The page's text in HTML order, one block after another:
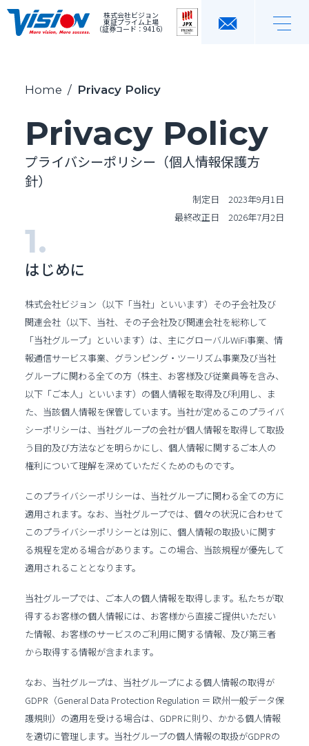
株式会社ビジョン
東証プライム上場
（証券コード：9416）
Home / Privacy Policy
Privacy Policy
プライバシーポリシー（個人情報保護方
針）
制定日 2023年9月1日
最終改正日 2026年7月2日
はじめに
株式会社ビジョン（以下「当社」といいます）その子会社及び
関連会社（以下、当社、その子会社及び関連会社を総称して
「当社グループ」といいます）は、主にグローバルWiFi事業、情
報通信サービス事業、グランピング・ツーリズム事業及び当社
グループに関わる全ての方（株主、お客様及び従業員等を含み、
以下「ご本人」といいます）の個人情報を取得及び利用し、ま
た、当該個人情報を保管しています。当社が定めるこのプライバ
シーポリシーは、当社グループの会社が個人情報を取得して取扱
う目的及び方法などを明らかにし、個人情報に関するご本人の
権利について理解を深めていただくためのものです。
このプライバシーポリシーは、当社グループに関わる全ての方に
適用されます。なお、当社グループでは、個々の状況に合わせて
このプライバシーポリシーとは別に、個人情報の取扱いに関す
る規程を定める場合があります。この場合、当該規程が優先して
適用されることとなります。
当社グループでは、ご本人の個人情報を取得します。私たちが取
得するお客様の個人情報には、お客様から直接ご提供いただい
た情報、お客様のサービスのご利用に関する情報、及び第三者
から取得する情報が含まれます。
なお、当社グループは、当社グループによる個人情報の取得が
GDPR（General Data Protection Regulation ＝ 欧州一般データ保
護規則）の適用を受ける場合は、GDPRに則り、かかる個人情報
を適切に管理します。当社グループの個人情報の取扱がGDPRの